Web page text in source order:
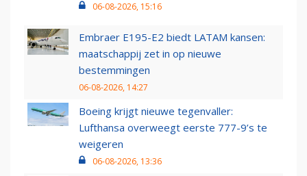
06-08-2026, 15:16
Embraer E195-E2 biedt LATAM kansen:
maatschappij zet in op nieuwe
bestemmingen
06-08-2026, 14:27
Boeing krijgt nieuwe tegenvaller:
Lufthansa overweegt eerste 777-9’s te
weigeren
06-08-2026, 13:36